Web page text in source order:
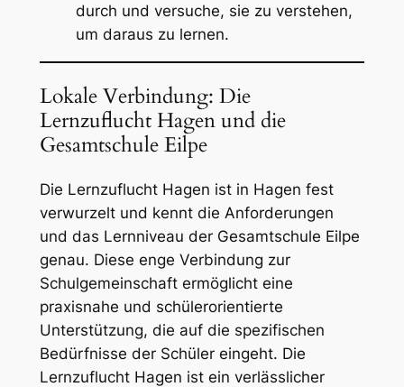
durch und versuche, sie zu verstehen,
um daraus zu lernen.
Lokale Verbindung: Die
Lernzuflucht Hagen und die
Gesamtschule Eilpe
Die Lernzuflucht Hagen ist in Hagen fest
verwurzelt und kennt die Anforderungen
und das Lernniveau der Gesamtschule Eilpe
genau. Diese enge Verbindung zur
Schulgemeinschaft ermöglicht eine
praxisnahe und schülerorientierte
Unterstützung, die auf die spezifischen
Bedürfnisse der Schüler eingeht. Die
Lernzuflucht Hagen ist ein verlässlicher